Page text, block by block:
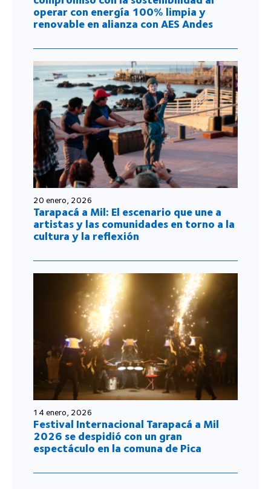
operar con energía 100% limpia y
renovable en alianza con AES Andes
20 enero, 2026
Tarapacá a Mil: El escenario que une a
artistas y las comunidades en torno a la
cultura y la reflexión
14 enero, 2026
Festival Internacional Tarapacá a Mil
2026 se despidió con un gran
espectáculo en la comuna de Pica